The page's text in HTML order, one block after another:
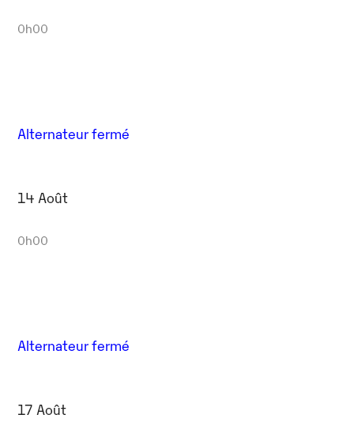
0h00
Alternateur fermé
14 Août
0h00
Alternateur fermé
17 Août